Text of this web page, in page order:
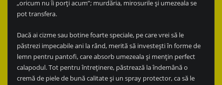
„oricum nu îi porți acum”; murdăria, mirosurile și umezeala se
pot transfera.
Dacă ai cizme sau botine foarte speciale, pe care vrei să le
păstrezi impecabile ani la rând, merită să investești în forme de
lemn pentru pantofi, care absorb umezeala și mențin perfect
calapodul. Tot pentru întreținere, păstrează la îndemână o
cremă de piele de bună calitate și un spray protector, ca să le